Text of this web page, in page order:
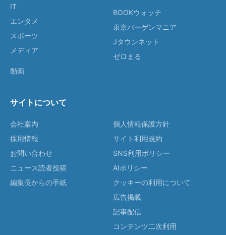
IT
エンタメ
スポーツ
メディア
動画
BOOKウォッチ
東京バーゲンマニア
Jタウンネット
ゼロまる
サイトについて
会社案内
採用情報
お問い合わせ
ニュース読者投稿
編集長からの手紙
個人情報保護方針
サイト利用規約
SNS利用ポリシー
AIポリシー
クッキーの利用について
広告掲載
記事配信
コンテンツ二次利用